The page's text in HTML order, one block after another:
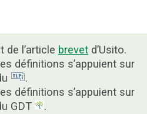
de l’article brevet d’Usito.
définitions s’appuient sur
.
définitions s’appuient sur
GDT
.